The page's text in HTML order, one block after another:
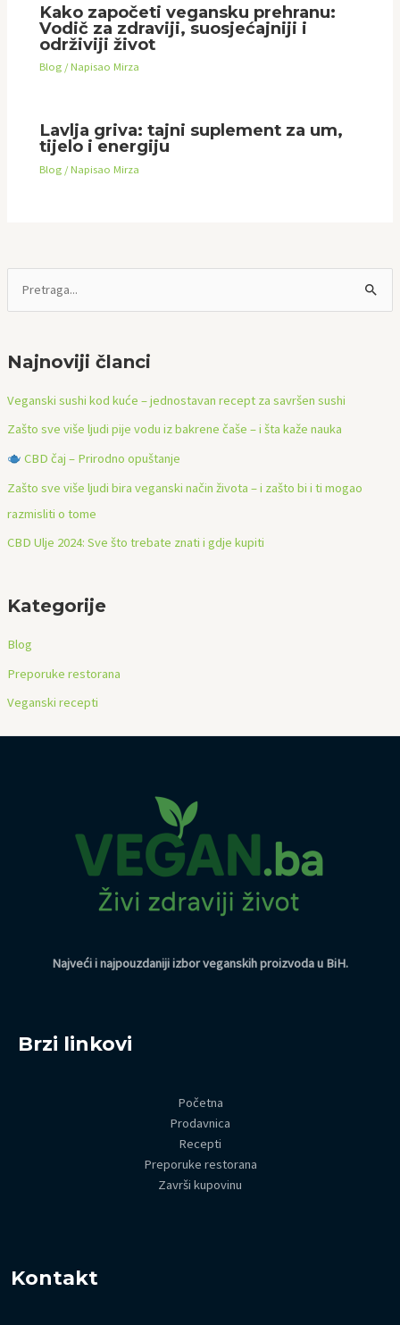
t
r
a
Najnoviji članci
Veganski sushi kod kuće – jednostavan recept za savršen sushi
Zašto sve više ljudi pije vodu iz bakrene čaše – i šta kaže nauka
CBD čaj – Prirodno opuštanje
Zašto sve više ljudi bira veganski način života – i zašto bi i ti mogao
razmisliti o tome
CBD Ulje 2024: Sve što trebate znati i gdje kupiti
Kategorije
Blog
Preporuke restorana
Veganski recepti
Kako započeti vegansku prehranu:
Vodič za zdraviji, suosjećajniji i
održiviji život
Blog / Napisao Mirza
Lavlja griva: tajni suplement za um,
tijelo i energiju
Blog / Napisao Mirza
Najveći i najpouzdaniji izbor veganskih proizvoda u BiH.
Brzi linkovi
Početna
Prodavnica
Recepti
Preporuke restorana
Završi kupovinu
Kontakt